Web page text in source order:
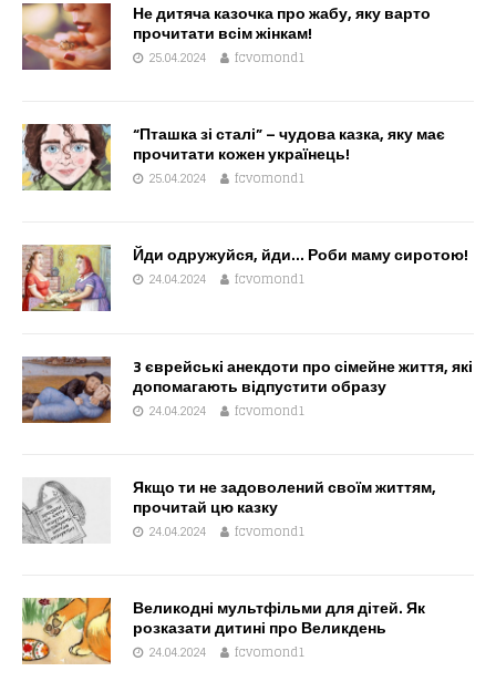
Не дитяча казочка про жабу, яку варто
прочитати всім жінкам!
25.04.2024 fcvomond1
“Пташка зі сталі” – чудова казка, яку має
прочитати кожен українець!
25.04.2024 fcvomond1
Йди одружуйся, йди… Роби маму сиротою!
24.04.2024 fcvomond1
3 єврейські анекдоти про сімейне життя, які
допомагають відпустити образу
24.04.2024 fcvomond1
Якщо ти не задоволений своїм життям,
прочитай цю казку
24.04.2024 fcvomond1
Великодні мультфільми для дітей. Як
розказати дитині про Великдень
24.04.2024 fcvomond1